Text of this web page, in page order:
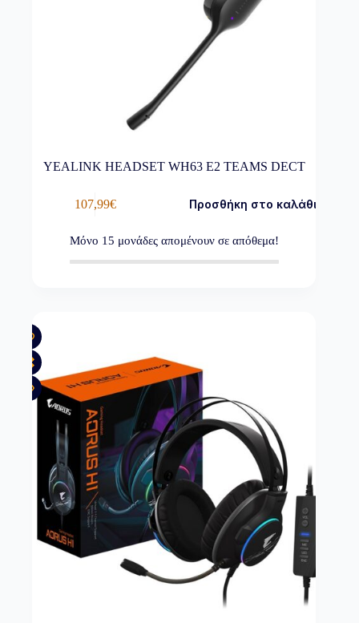
YEALINK HEADSET WH63 E2 TEAMS DECT
107,99€ Προσθήκη στο καλάθι
Μόνο 15 μονάδες απομένουν σε απόθεμα!